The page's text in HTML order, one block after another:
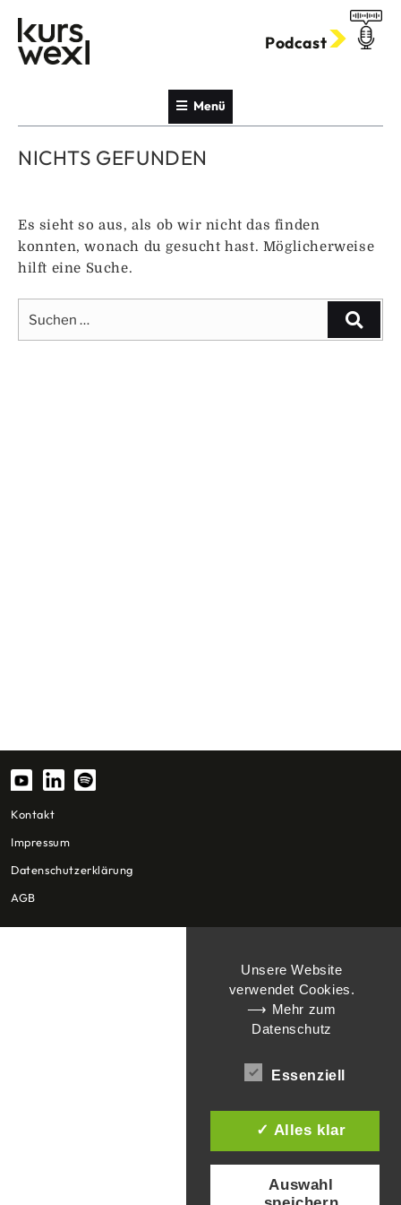
Inhalt
springen
Podcast
Menü
NICHTS GEFUNDEN
Es sieht so aus, als ob wir nicht das finden
konnten, wonach du gesucht hast. Möglicherweise
hilft eine Suche.
nach:
Suchen
Kontakt
Impressum
Datenschutzerklärung
AGB
Unsere Website
verwendet Cookies.
⟶ Mehr zum
Datenschutz
Essenziell
✓ Alles klar
Auswahl